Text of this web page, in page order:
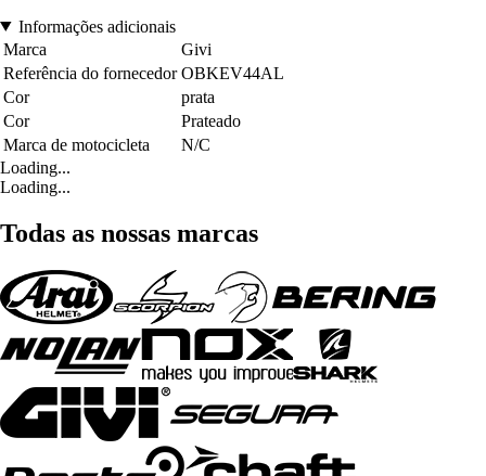
Informações adicionais
Marca
Givi
Referência do fornecedor OBKEV44AL
Cor
prata
Cor
Prateado
Marca de motocicleta
N/C
Loading...
Loading...
Todas as nossas marcas